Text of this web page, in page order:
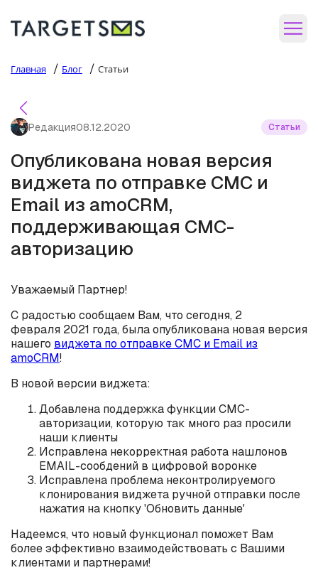
Главная / Блог / Статьи
Редакция08.12.2020 Статьи
Опубликована новая версия
виджета по отправке СМС и
Email из amoCRM,
поддерживающая СМС-
авторизацию
Уважаемый Партнер!
С радостью сообщаем Вам, что сегодня, 2
февраля 2021 года, была опубликована новая версия
нашего виджета по отправке СМС и Email из
amoCRM!
В новой версии виджета:
Добавлена поддержка функции СМС-
авторизации, которую так много раз просили
наши клиенты
Исправлена некорректная работа нашлонов
EMAIL-сообдений в цифровой воронке
Исправлена проблема неконтролируемого
клонирования виджета ручной отправки после
нажатия на кнопку 'Обновить данные'
Надеемся, что новый функционал поможет Вам
более эффективно взаимодействовать с Вашими
клиентами и партнерами!